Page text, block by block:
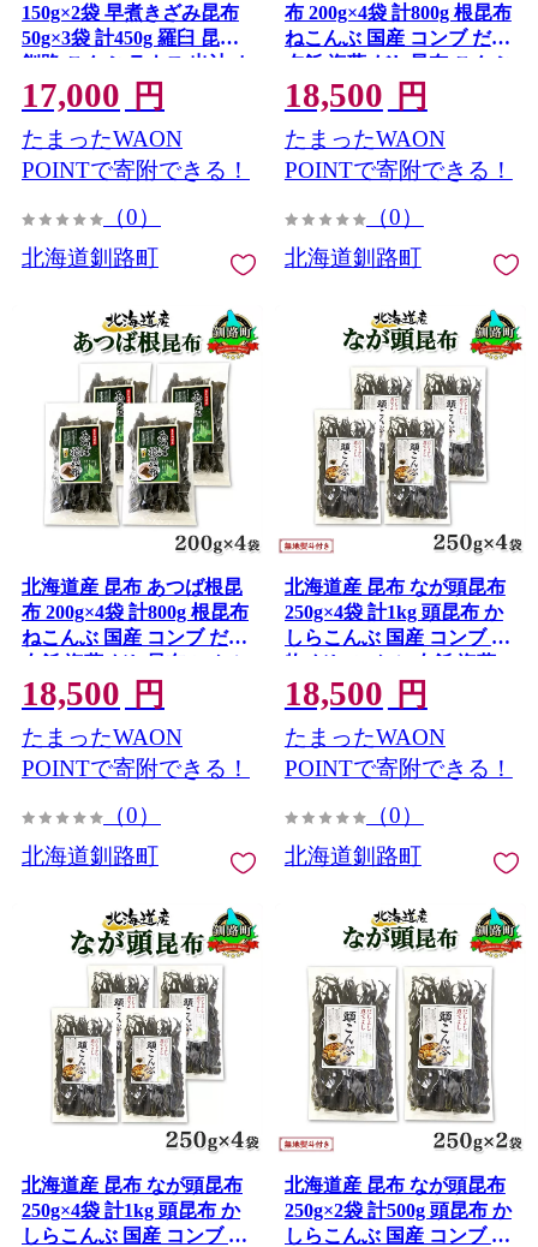
150g×2袋 早煮きざみ昆布
50g×3袋 計450g 羅臼 昆布
釧路 こんぶ ラウス 出汁 カ
ット コンブ だし昆布 海藻
保存 乾物 北連物産 きたれ
ん 北海道 釧路町 釧路超 特
産品
17,000 円
たまったWAON
POINTで寄附できる！
（0）
北海道釧路町
布 200g×4袋 計800g 根昆布
ねこんぶ 国産 コンブ だし
夕飯 海藻 だし昆布 こんぶ
水 出汁 乾物 こんぶ 乾物
無地熨斗 熨斗 のし 北連物
産 きたれん 北海道 釧路町
釧路超 特産品
18,500 円
たまったWAON
POINTで寄附できる！
（0）
北海道釧路町
北海道産 昆布 あつば根昆
布 200g×4袋 計800g 根昆布
ねこんぶ 国産 コンブ だし
夕飯 海藻 だし昆布 こんぶ
水 出汁 乾物 こんぶ ギフト
北連物産 きたれん 北海道
釧路町 釧路超 特産品
18,500 円
たまったWAON
POINTで寄附できる！
（0）
北海道釧路町
北海道産 昆布 なが頭昆布
250g×4袋 計1kg 頭昆布 か
しらこんぶ 国産 コンブ 煮
物 だし こんぶ 夕飯 海藻
だし昆布 保存食 出汁 無地
熨斗 熨斗 のし 北連物産 き
たれん 北海道 釧路町 釧路
超 特産品
18,500 円
たまったWAON
POINTで寄附できる！
（0）
北海道釧路町
北海道産 昆布 なが頭昆布
250g×4袋 計1kg 頭昆布 か
しらこんぶ 国産 コンブ 煮
北海道産 昆布 なが頭昆布
250g×2袋 計500g 頭昆布 か
しらこんぶ 国産 コンブ 煮